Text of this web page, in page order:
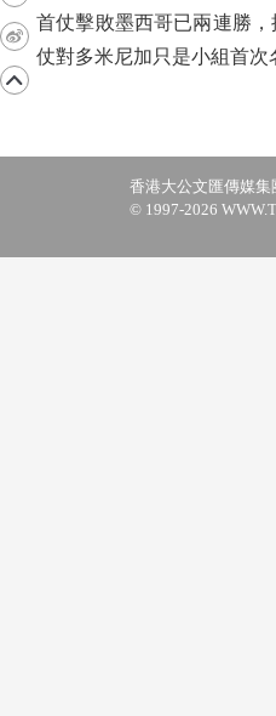
首仗擊敗墨西哥已兩連勝
仗對多米尼加只是小組首次
香港大公文匯傳媒
© 1997-2026